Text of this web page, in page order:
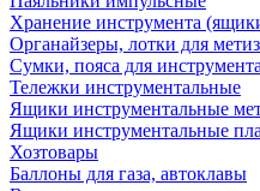
Хранение инструмента
Органайзеры, лотки для
Сумки, пояса для
Тележки инструментальные
Ящики инструментальные
Ящики инструментальные
Хозтовары
Баллоны для газа, автоклавы